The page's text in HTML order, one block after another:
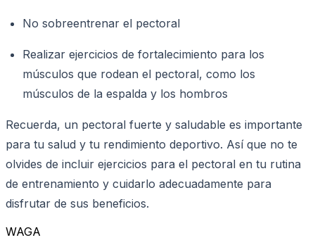
No sobreentrenar el pectoral
Realizar ejercicios de fortalecimiento para los
músculos que rodean el pectoral, como los
músculos de la espalda y los hombros
Recuerda, un pectoral fuerte y saludable es importante
para tu salud y tu rendimiento deportivo. Así que no te
olvides de incluir ejercicios para el pectoral en tu rutina
de entrenamiento y cuidarlo adecuadamente para
disfrutar de sus beneficios.
WAGA